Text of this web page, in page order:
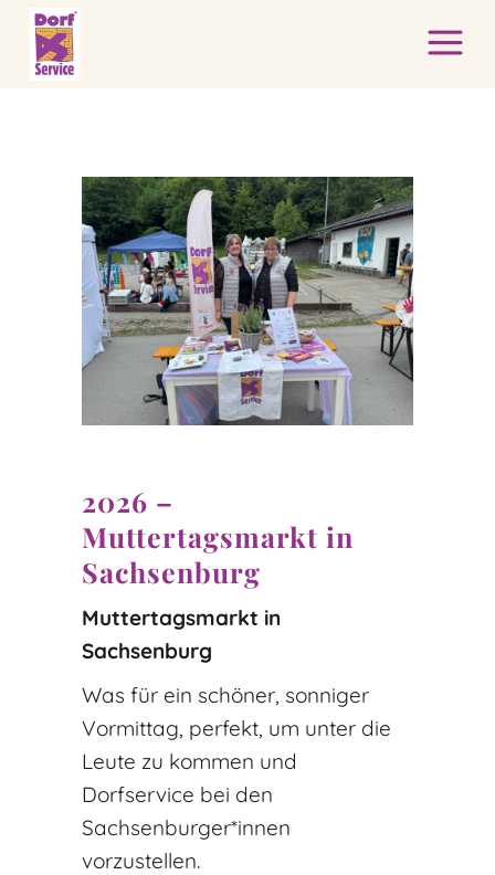
2026 –
Muttertagsmarkt in
Sachsenburg
Muttertagsmarkt in
Sachsenburg
Was für ein schöner, sonniger
Vormittag, perfekt, um unter die
Leute zu kommen und
Dorfservice bei den
Sachsenburger*innen
vorzustellen.